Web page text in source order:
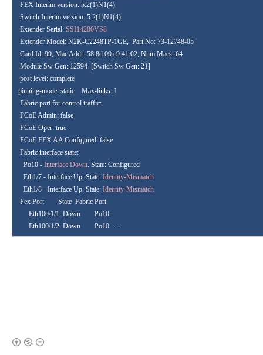
FEX Interim version: 5.2(1)N1(4)
Switch Interim version: 5.2(1)N1(4)
Extender Serial: SSI14280VS8
Extender Model: N2K-C2248TP-1GE, Part No: 73-12748-05
Card Id: 99, Mac Addr: 58:8d:09:c9:41:02, Num Macs: 64
Module Sw Gen: 12594 [Switch Sw Gen: 21]
post level: complete
pinning-mode: static
Max-links: 1
Fabric port for control traffic:
FCoE Admin: false
FCoE Oper: true
FCoE FEX AA Configured: false
Fabric interface state:
Po10 - Interface Down. State: Configured
Eth1/7 - Interface Up. State: Identity-Mismatch
Eth1/8 - Interface Up. State: Identity-Mismatch
Fex Port
State Fabric Port
Eth100/1/1 Down
Po10
Eth100/1/2 Down Po10 ...